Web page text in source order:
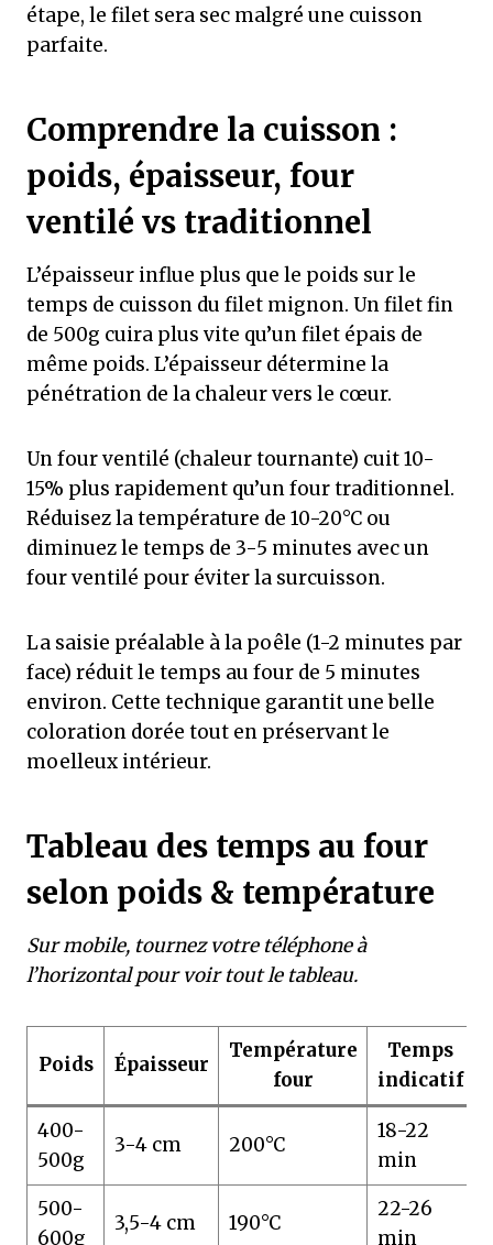
étape, le filet sera sec malgré une cuisson
parfaite.
Comprendre la cuisson :
poids, épaisseur, four
ventilé vs traditionnel
L’épaisseur influe plus que le poids sur le
temps de cuisson du filet mignon. Un filet fin
de 500g cuira plus vite qu’un filet épais de
même poids. L’épaisseur détermine la
pénétration de la chaleur vers le cœur.
Un four ventilé (chaleur tournante) cuit 10-
15% plus rapidement qu’un four traditionnel.
Réduisez la température de 10-20°C ou
diminuez le temps de 3-5 minutes avec un
four ventilé pour éviter la surcuisson.
La saisie préalable à la poêle (1-2 minutes par
face) réduit le temps au four de 5 minutes
environ. Cette technique garantit une belle
coloration dorée tout en préservant le
moelleux intérieur.
Tableau des temps au four
selon poids & température
Sur mobile, tournez votre téléphone à
l’horizontal pour voir tout le tableau.
Poids Épaisseur
Température
four
Temps
indicatif
400-
500g
3-4 cm 200°C
18-22
min
500-
600g
3,5-4 cm 190°C
22-26
min